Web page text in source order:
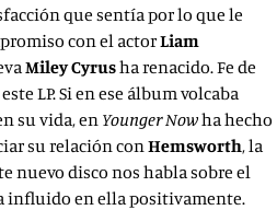
que sentía por lo que le
con el actorLiam
Miley Cyrusha renacido. Fe de
LP. Si en ese álbum volcaba
su vida, en Younger Nowha hecho
su relación conHemsworth, la
nuevo disco nos habla sobre el
influido en ella positivamente.